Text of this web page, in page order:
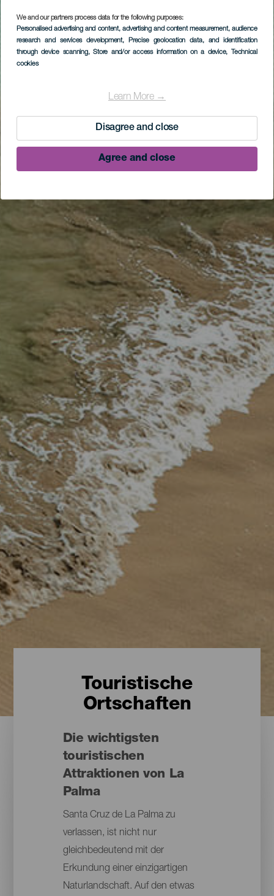
We and our partners process data for the following purposes:
Personalised advertising and content, advertising and content measurement, audience
research and services development, Precise geolocation data, and identification
through device scanning, Store and/or access information on a device, Technical
cookies
Learn More →
Disagree and close
Agree and close
Touristische
Ortschaften
Die wichtigsten
touristischen
Attraktionen von La
Palma
Santa Cruz de La Palma zu
verlassen, ist nicht nur
gleichbedeutend mit der
Erkundung einer einzigartigen
Naturlandschaft. Auf den etwas